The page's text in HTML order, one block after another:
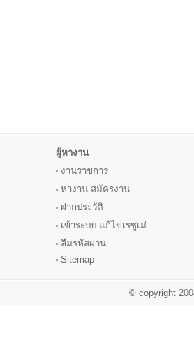
ผู้หางาน
งานราชการ
หางาน สมัครงาน
ฝากประวัติ
เข้าระบบ แก้ไขเรซูเม่
ลืมรหัสผ่าน
Sitemap
© copyright